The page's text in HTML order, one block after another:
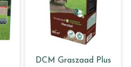
DCM Graszaad Plus